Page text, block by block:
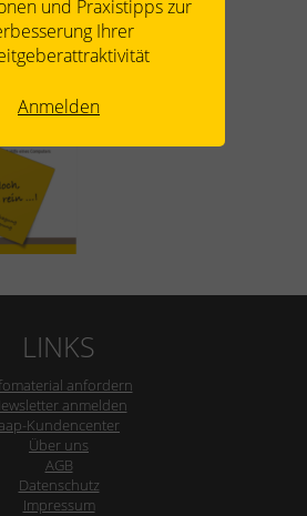
LINKS
anfordern
anmelden
aap-Kundencenter
Über uns
AGB
Datenschutz
Impressum
und Praxistipps zur
Ihrer
Anmelden